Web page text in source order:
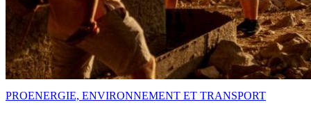
PROENERGIE, ENVIRONNEMENT ET TRANSPORT